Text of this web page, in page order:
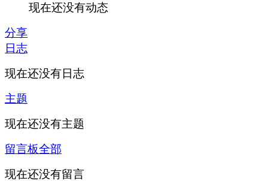
现在还没有动态
分享
日志
现在还没有日志
主题
现在还没有主题
留言板全部
现在还没有留言